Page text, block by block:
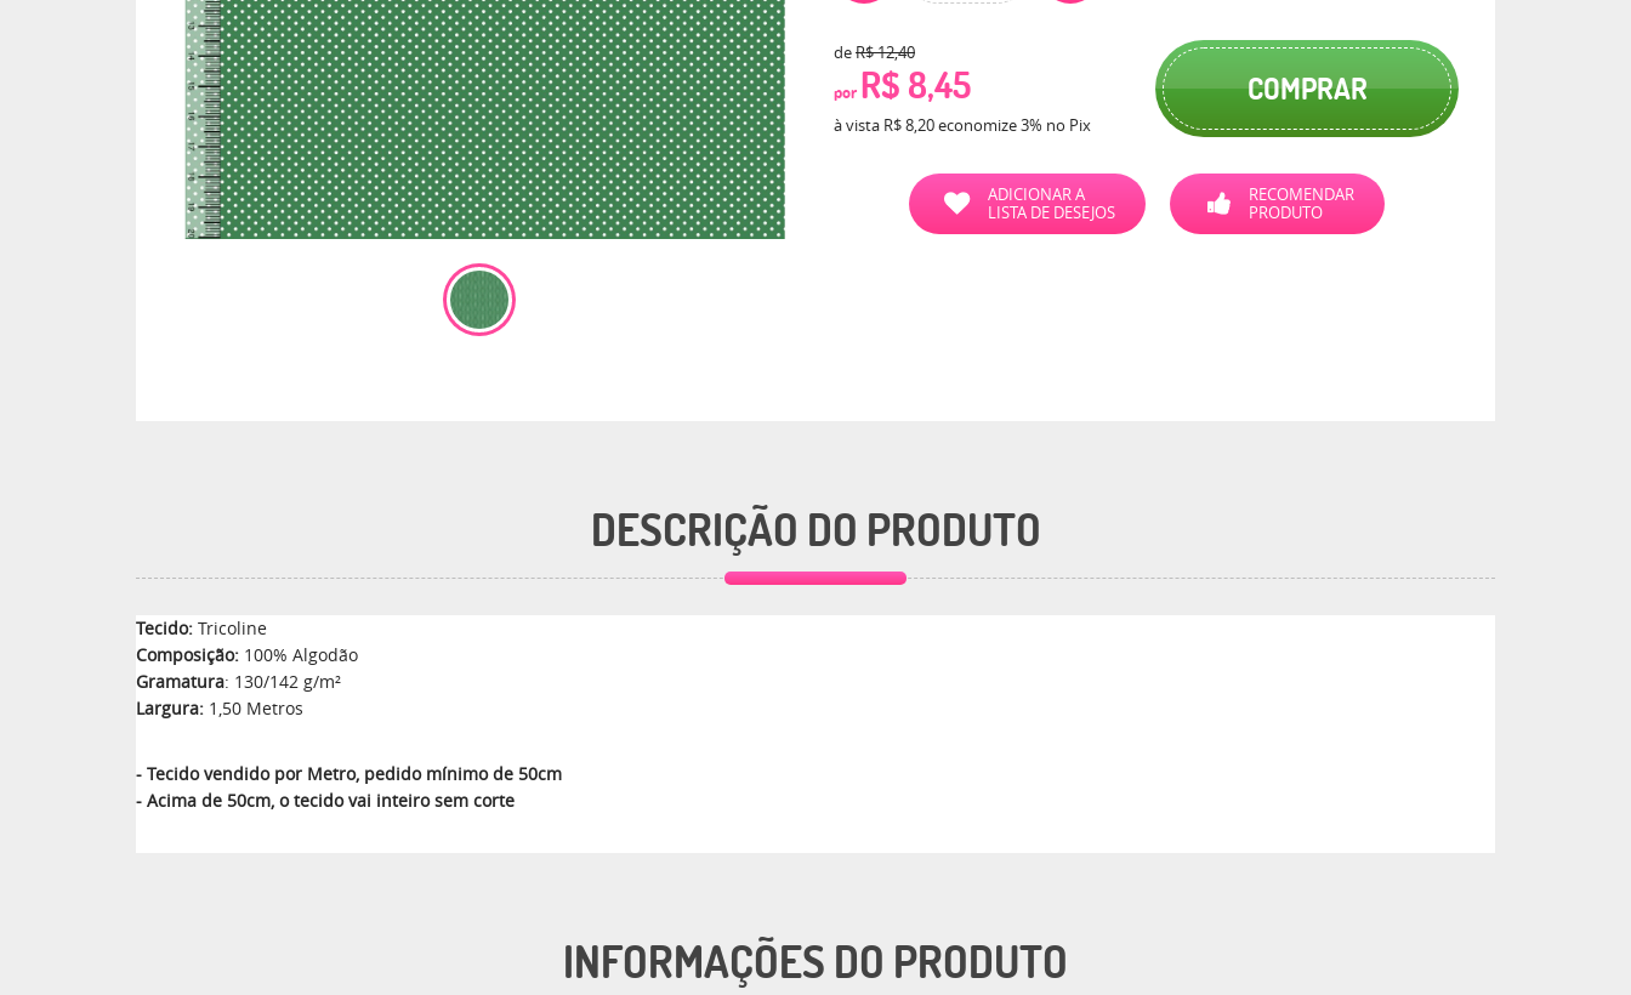
deR$ 12,40
por R$ 8,45
à vista R$ 8,20economize3% no Pix
COMPRAR
ADICIONAR A
LISTA DE DESEJOS
RECOMENDAR
PRODUTO
DESCRIÇÃO DO PRODUTO
Tecido: Tricoline
Composição: 100% Algodão
Gramatura: 130/142 g/m²
Largura: 1,50 Metros
- Tecido vendido por Metro, pedido mínimo de 50cm
- Acima de 50cm, o tecido vai inteiro sem corte
INFORMAÇÕES DO PRODUTO